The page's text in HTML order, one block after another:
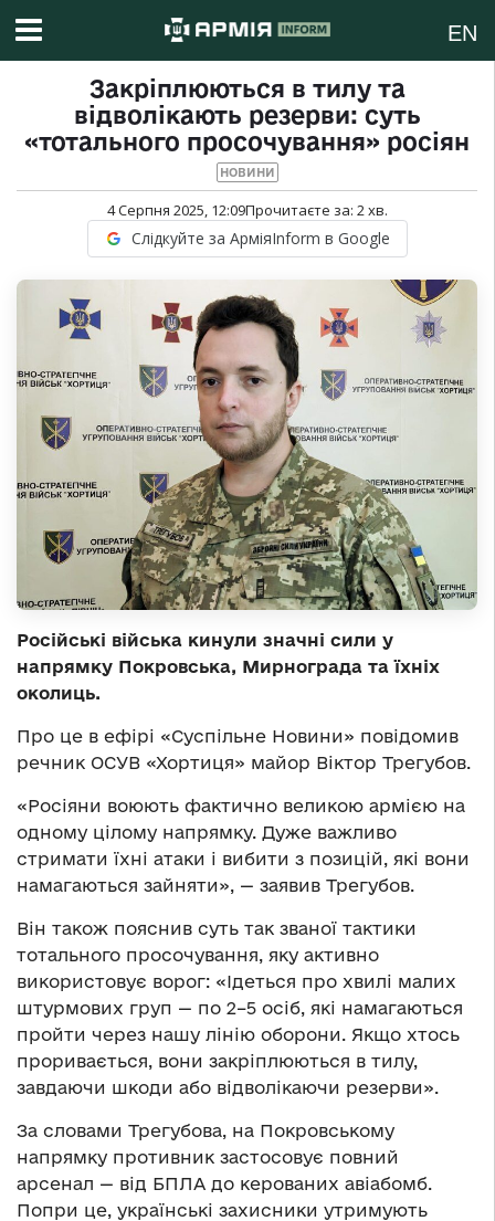
EN
Закріплюються в тилу та
відволікають резерви: суть
«тотального просочування» росіян
НОВИНИ
4 Серпня 2025, 12:09Прочитаєте за: 2хв.
Слідкуйте за АрміяInform в Google
Російські війська кинули значні сили у
напрямку Покровська, Мирнограда та їхніх
околиць.
Про це в ефірі «Суспільне Новини» повідомив
речник ОСУВ «Хортиця» майор Віктор Трегубов.
«Росіяни воюють фактично великою армією на
одному цілому напрямку. Дуже важливо
стримати їхні атаки і вибити з позицій, які вони
намагаються зайняти», — заявив Трегубов.
Він також пояснив суть так званої тактики
тотального просочування, яку активно
використовує ворог: «Ідеться про хвилі малих
штурмових груп — по 2–5 осіб, які намагаються
пройти через нашу лінію оборони. Якщо хтось
проривається, вони закріплюються в тилу,
завдаючи шкоди або відволікаючи резерви».
За словами Трегубова, на Покровському
напрямку противник застосовує повний
арсенал — від БПЛА до керованих авіабомб.
Попри це, українські захисники утримують